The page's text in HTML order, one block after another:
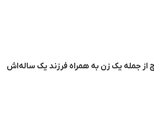
از جمله یک زن به همراه فرزند یک ساله‌اش